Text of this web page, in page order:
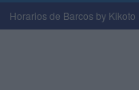
Horarios de Barcos by Kikoto